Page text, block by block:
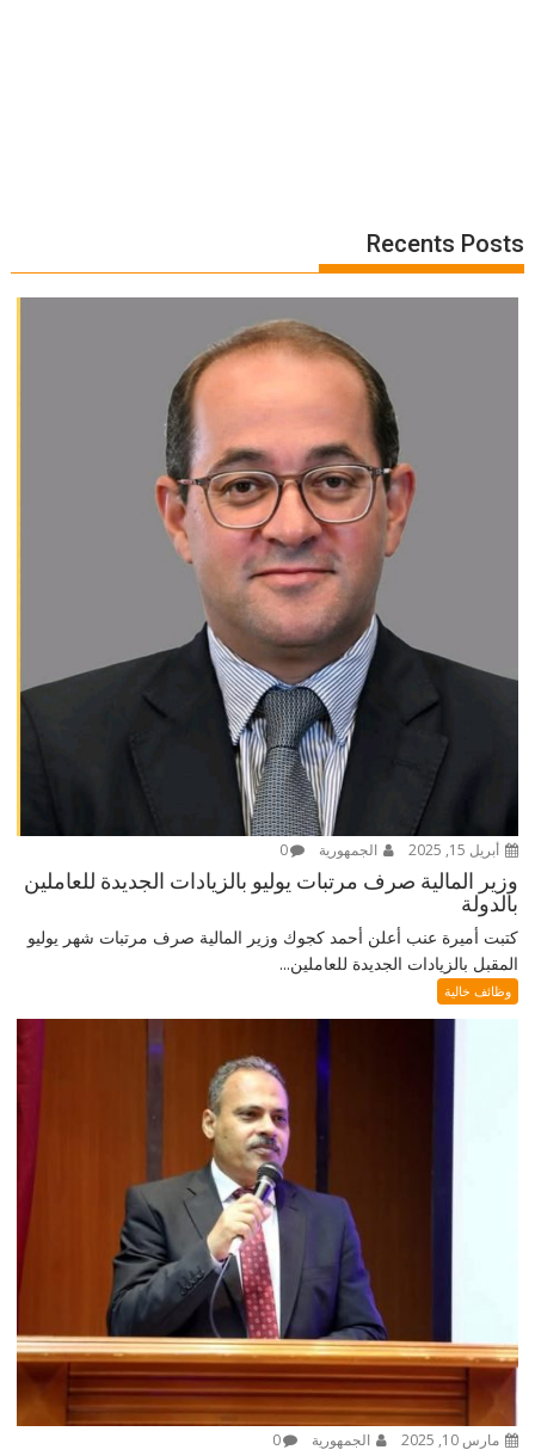
Recents Posts
أبريل 15, 2025 الجمهورية 0
وزير المالية صرف مرتبات يوليو بالزيادات الجديدة للعاملين
بالدولة
كتبت أميرة عنب أعلن أحمد كجوك وزير المالية صرف مرتبات شهر يوليو
المقبل بالزيادات الجديدة للعاملين...
وظائف خالية
مارس 10, 2025 الجمهورية 0